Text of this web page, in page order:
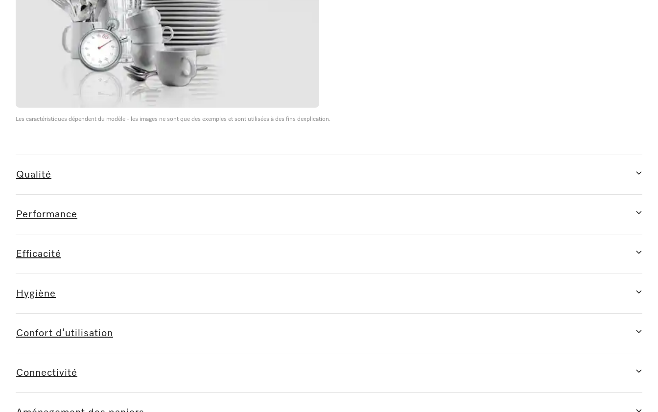
Les caractéristiques dépendent du modèle - les images ne sont que des exemples et sont utilisées à des fins dexplication.
Qualité
Performance
Efficacité
Hygiène
Confort d’utilisation
Connectivité